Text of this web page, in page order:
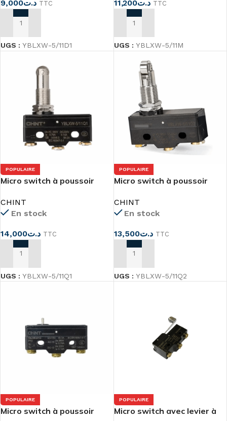
د.ت9,000 TTC
AJOUTER AU PANIER
UGS : YBLXW-5/11D1
د.ت11,200 TTC
AJOUTER AU PANIER
UGS : YBLXW-5/11M
POPULAIRE
Micro switch à poussoir
CHINT
En stock
د.ت14,000 TTC
AJOUTER AU PANIER
UGS : YBLXW-5/11Q1
POPULAIRE
Micro switch à poussoir
CHINT
En stock
د.ت13,500 TTC
AJOUTER AU PANIER
UGS : YBLXW-5/11Q2
POPULAIRE
Micro switch à poussoir
POPULAIRE
Micro switch avec levier à